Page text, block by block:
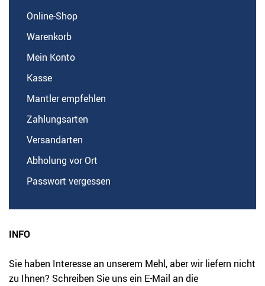
Online-Shop
Warenkorb
Mein Konto
Kasse
Mantler empfehlen
Zahlungsarten
Versandarten
Abholung vor Ort
Passwort vergessen
INFO
Sie haben Interesse an unserem Mehl, aber wir liefern nicht
zu Ihnen? Schreiben Sie uns ein E-Mail an die